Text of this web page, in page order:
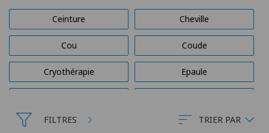
Ceinture Cheville
Cou Coude
Cryothérapie Epaule
Main Urgences Attelles
FILTRES TRIER PAR